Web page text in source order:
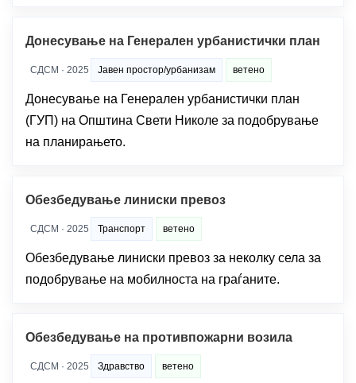
Донесување на Генерален урбанистички план
СДСМ · 2025 Јавен простор/урбанизам ветено
Донесување на Генерален урбанистички план
(ГУП) на Општина Свети Николе за подобрување
на планирањето.
Обезбедување линиски превоз
СДСМ · 2025 Транспорт ветено
Обезбедување линиски превоз за неколку села за
подобрување на мобилноста на граѓаните.
Обезбедување на противпожарни возила
СДСМ · 2025 Здравство ветено